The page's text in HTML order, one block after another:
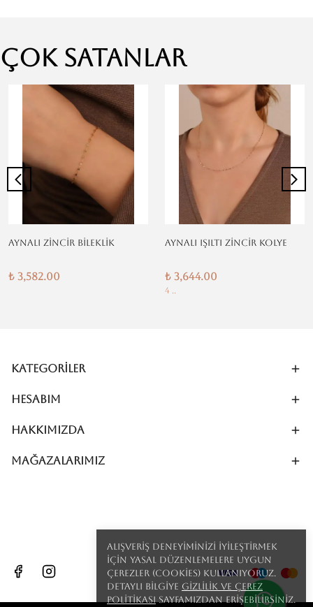
Alışveriş deneyiminizi iyileştirmek
için yasal düzenlemelere uygun
çerezler (cookies) kullanıyoruz.
Detaylı bilgiye Gizlilik ve Çerez
Politikasısayfamızdan erişebilirsiniz.
Çok Satanlar
AYNALI ZİNCİR BİLEKLİK
₺ 3,582.00
AYNALI IŞILTI ZİNCİR KOLYE
₺ 3,644.00
4 ..
Kategoriler
Hesabım
Hakkımızda
MAĞAZALARIMIZ